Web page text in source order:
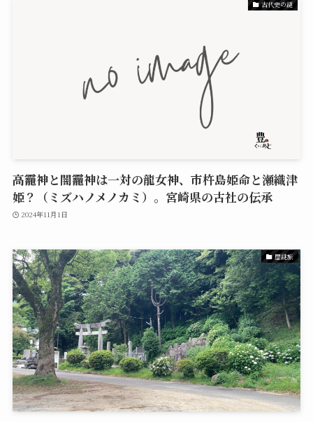
古代史の謎
高龗神と闇龗神は一対の龍女神、市杵島姫命と瀬織津
姫？（ミズハノメノカミ）。宮崎県の古社の伝承
2024年11月1日
歴謎旅